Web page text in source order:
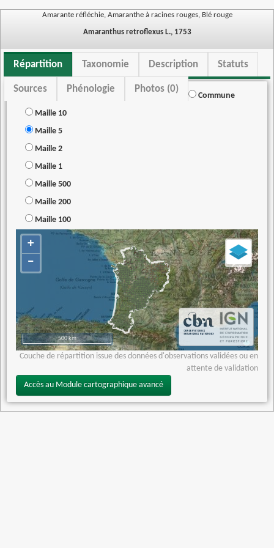
Amarante réfléchie, Amaranthe à racines rouges, Blé rouge
Amaranthus retroflexus L., 1753
Répartition Taxonomie Description Statuts
Sources Phénologie Photos (0)
Commune
Maille 10
Maille 5
Maille 2
Maille 1
Maille 500
Maille 200
Maille 100
+
−
500 km
Couche de répartition issue des données d'observations validées ou en
attente de validation
Accès au Module cartographique avancé